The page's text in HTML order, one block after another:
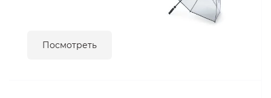
Посмотреть